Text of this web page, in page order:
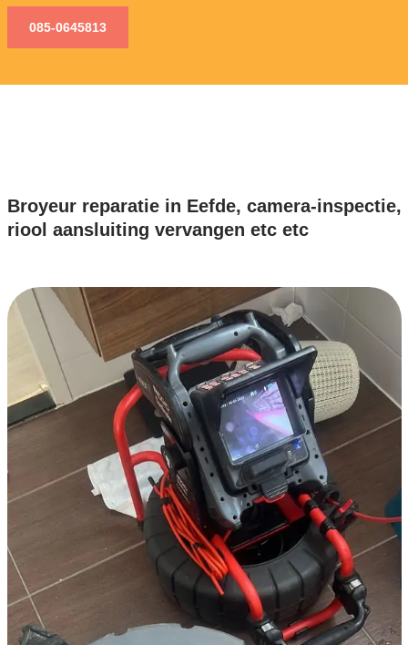
085-0645813
Broyeur reparatie in Eefde, camera-inspectie,
riool aansluiting vervangen etc etc